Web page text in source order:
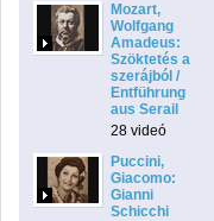
Mozart,
Wolfgang
Amadeus:
Szöktetés a
szerájból /
Entführung
aus Serail
28 videó
Puccini,
Giacomo:
Gianni
Schicchi